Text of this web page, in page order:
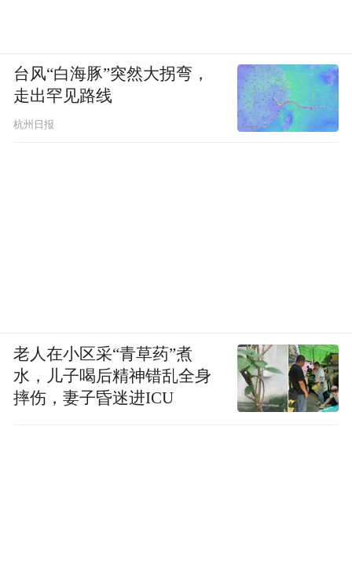
台风“白海豚”突然大拐弯，
走出罕见路线
杭州日报
老人在小区采“青草药”煮
水，儿子喝后精神错乱全身
摔伤，妻子昏迷进ICU